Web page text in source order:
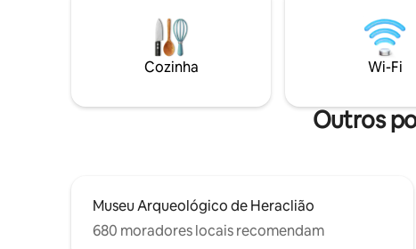
hidromassagem e piscina de imersão fria.
Perto de Archanes, Cnossos e dos
pontos turísticos culturais de Creta, este
é um refúgio tranquilo onde a natureza
totalmente.
de 50''. •
construído
size,
máquina
Cozinha Wi-Fi
Outros
Museu Arqueológico de Heraclião
680 moradores locais recomendam